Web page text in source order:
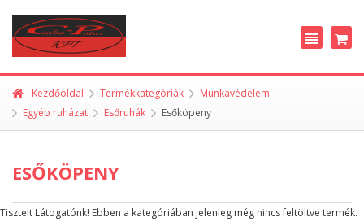
Kezdőoldal Termékkategóriák
Munkavédelem
Egyéb ruházat
Esőruhák Esőköpeny
ESŐKÖPENY
Tisztelt Látogatónk! Ebben a kategóriában jelenleg még nincs feltöltve termék.